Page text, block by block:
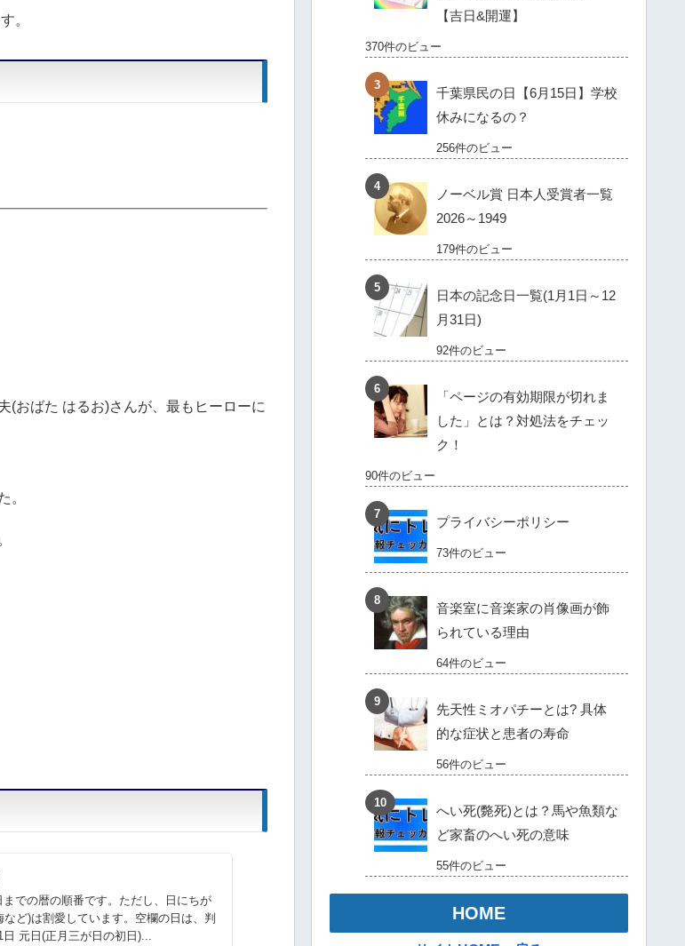
。
(おばた はるお)さんが、最もヒーローに
。
での暦の順番です。ただし、日にちが
ど)は割愛しています。空欄の日は、判
元日(正月三が日の初日)...
【吉日&開運】
370件のビュー
千葉県民の日【6月15日】学校
休みになるの？
256件のビュー
ノーベル賞 日本人受賞者一覧
2026～1949
179件のビュー
日本の記念日一覧(1月1日～12
月31日)
92件のビュー
「ページの有効期限が切れま
した」とは？対処法をチェッ
ク！
90件のビュー
プライバシーポリシー
73件のビュー
音楽室に音楽家の肖像画が飾
られている理由
64件のビュー
先天性ミオパチーとは? 具体
的な症状と患者の寿命
56件のビュー
へい死(斃死)とは？馬や魚類な
ど家畜のへい死の意味
55件のビュー
HOME